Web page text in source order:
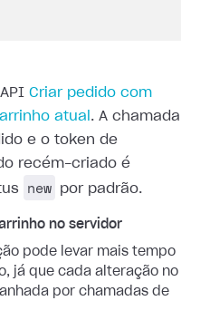
Criar pedido com
atual . A chamada
e o token de
recém-criado é
new por padrão.
no servidor
pode levar mais tempo
já que cada alteração no
por chamadas de